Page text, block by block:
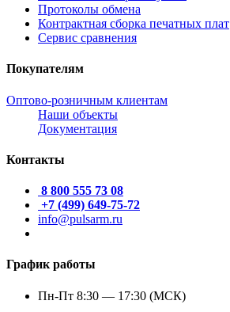
Протоколы обмена
Контрактная сборка печатных плат
Сервис сравнения
Покупателям
Оптово-розничным клиентам
Наши объекты
Документация
Контакты
8 800 555 73 08
+7 (499) 649-75-72
info@pulsarm.ru
График работы
Пн-Пт 8:30 — 17:30 (МСК)